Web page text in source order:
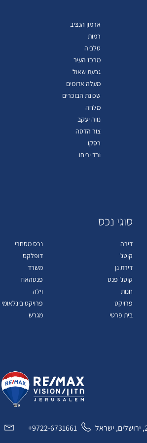
ארמון הנציב
רמות
טלביה
מרכז העיר
גבעת שאול
מעלה אדומים
שכונת הבוכרים
מלחה
נווה יעקב
צור הדסה
רסקו
ורד יריחו
סוגי נכס
דירה
נכס מסחרי
קוטג'
דופלקס
דירת גן
משרד
קוטג' פנט
פנטהאוז
חנות
וילה
פרויקט
פרויקט בינלאומי
בית פרטי
מגרש
9722-6731661+